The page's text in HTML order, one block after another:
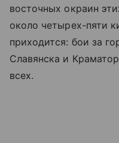
восточных окраин
около четырех-пяти
приходится: бои за
Славянска и
всех.